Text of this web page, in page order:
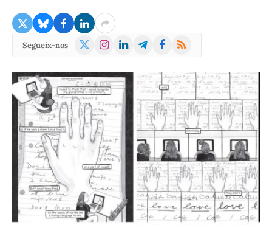
Segueix-nos
X
Instagram
LinkedInTelegramFacebook
RSS